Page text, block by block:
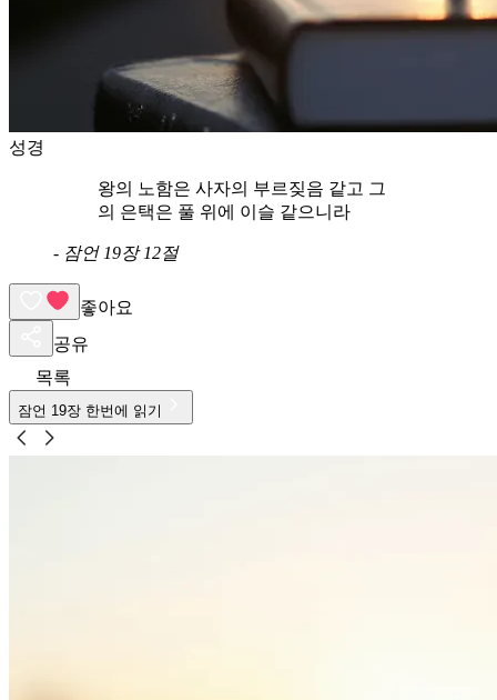
성경
왕의 노함은 사자의 부르짖음 같고 그
의 은택은 풀 위에 이슬 같으니라
- 잠언 19장 12절
좋아요
공유
목록
잠언 19장 한번에 읽기